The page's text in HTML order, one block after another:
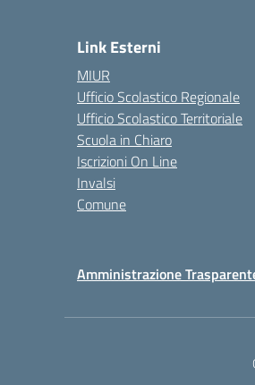
Link Esterni
MIUR
Ufficio Scolastico Regionale
Ufficio Scolastico Territoriale
Scuola in Chiaro
Iscrizioni On Line
Invalsi
Comune
Amministrazione